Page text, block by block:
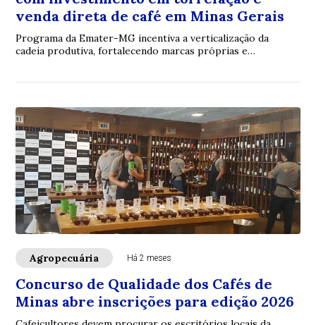
venda direta de café em Minas Gerais
Programa da Emater-MG incentiva a verticalização da
cadeia produtiva, fortalecendo marcas próprias e
Agropecuária Há 2 meses
Concurso de Qualidade dos Cafés de
Minas abre inscrições para edição 2026